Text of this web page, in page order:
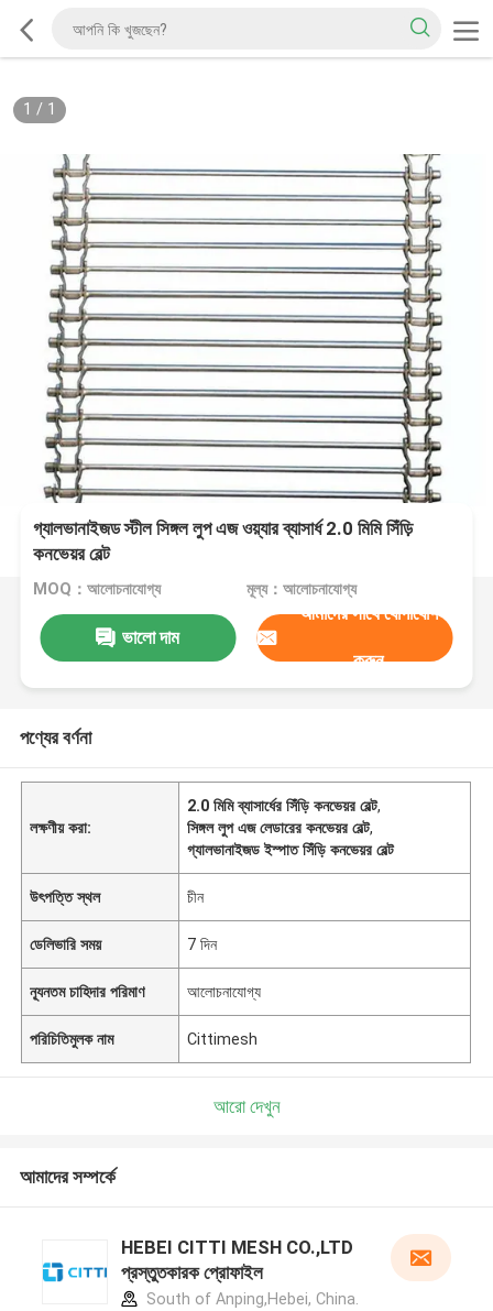
1 / 1
গ্যালভানাইজড স্টীল সিঙ্গল লুপ এজ ওয়্যার ব্যাসার্ধ 2.0 মিমি সিঁড়ি
কনভেয়র বেল্ট
MOQ：আলোচনাযোগ্য মূল্য：আলোচনাযোগ্য
ভালো দাম
আমাদের সাথে যোগাযোগ
করুন
পণ্যের বর্ণনা
লক্ষণীয় করা:
2.0 মিমি ব্যাসার্ধের সিঁড়ি কনভেয়র বেল্ট,
সিঙ্গল লুপ এজ লেডারের কনভেয়র বেল্ট,
গ্যালভানাইজড ইস্পাত সিঁড়ি কনভেয়র বেল্ট
উৎপত্তি স্থল চীন
ডেলিভারি সময় 7 দিন
ন্যূনতম চাহিদার পরিমাণ আলোচনাযোগ্য
পরিচিতিমুলক নাম Cittimesh
আরো দেখুন
আমাদের সম্পর্কে
HEBEI CITTI MESH CO.,LTD
প্রস্তুতকারক প্রোফাইল
South of Anping,Hebei, China.